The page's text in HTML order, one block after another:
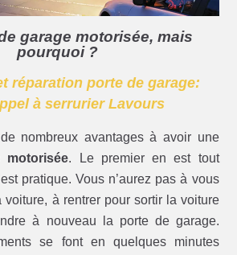
garage motorisée, mais
pourquoi ?
réparation porte de garage:
à serrurier Lavours
nombreux avantages à avoir une
motorisée. Le premier en est tout
pratique. Vous n’aurez pas à vous
voiture, à rentrer pour sortir la voiture
à nouveau la porte de garage.
se font en quelques minutes